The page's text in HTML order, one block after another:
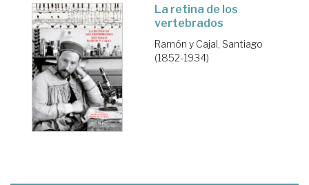
La retina de los
vertebrados
Ramón y Cajal, Santiago
(1852-1934)